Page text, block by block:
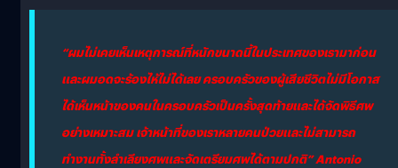
“ผมไม่เคยเห็นเหตุการณ์ที่หนักขนาดนี้ในประเทศของเรามาก่อน
และผมอดจะร้องไห้ไม่ได้เลย ครอบครัวของผู้เสียชีวิตไม่มีโอกาส
ได้เห็นหน้าของคนในครอบครัวเป็นครั้งสุดท้ายและได้จัดพิธีศพ
อย่างเหมาะสม เจ้าหน้าที่ของเราหลายคนป่วยและไม่สามารถ
ทำงานทั้งลำเลียงศพและจัดเตรียมศพได้ตามปกติ” Antonio